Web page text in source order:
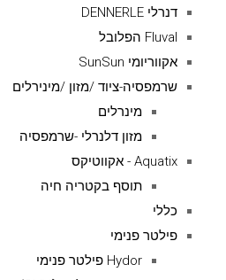
דנרלי DENNERLE
Fluval הפלובל
אקווריומי SunSun
שרמפסיה-ציוד /מזון /מינירלים
מינרלים
מזון דלנרלי -שרמפסיה
Aquatix - אקווטיקס
תוסף בקטריה חיה
כללי
פילטר פנימי
Hydor פילטר פנימי